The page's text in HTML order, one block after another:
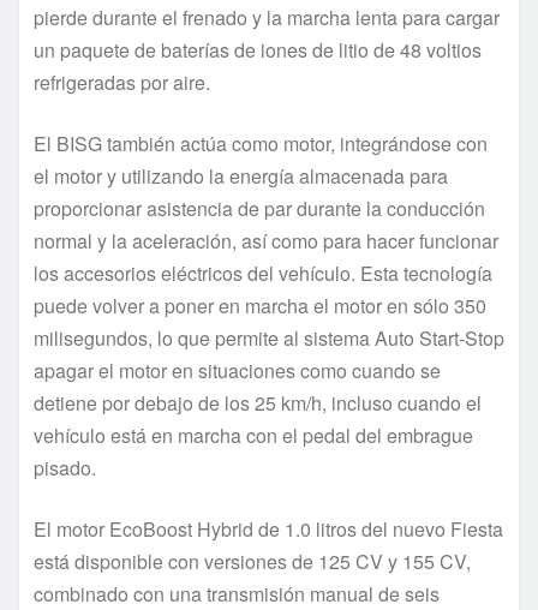
pierde durante el frenado y la marcha lenta para cargar
un paquete de baterías de iones de litio de 48 voltios
refrigeradas por aire.
El BISG también actúa como motor, integrándose con
el motor y utilizando la energía almacenada para
proporcionar asistencia de par durante la conducción
normal y la aceleración, así como para hacer funcionar
los accesorios eléctricos del vehículo. Esta tecnología
puede volver a poner en marcha el motor en sólo 350
milisegundos, lo que permite al sistema Auto Start-Stop
apagar el motor en situaciones como cuando se
detiene por debajo de los 25 km/h, incluso cuando el
vehículo está en marcha con el pedal del embrague
pisado.
El motor EcoBoost Hybrid de 1.0 litros del nuevo Fiesta
está disponible con versiones de 125 CV y 155 CV,
combinado con una transmisión manual de seis